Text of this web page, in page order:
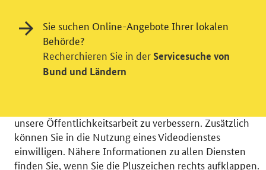
Einwilligung in Tracking und / oder
Videodienst
Wir bitten Sie an dieser Stelle um Ihre Einwilligung für
verschiedene Zusatzdienste unserer Webseite: Wir
unsere Öffentlichkeitsarbeit zu verbessern. Zusätzlich
können Sie in die Nutzung eines Videodienstes
einwilligen. Nähere Informationen zu allen Diensten
finden Sie, wenn Sie die Pluszeichen rechts aufklappen.
Sie suchen Online-Angebote Ihrer lokalen
Behörde?
Recherchieren Sie in der Servicesuche von
Bund und Ländern